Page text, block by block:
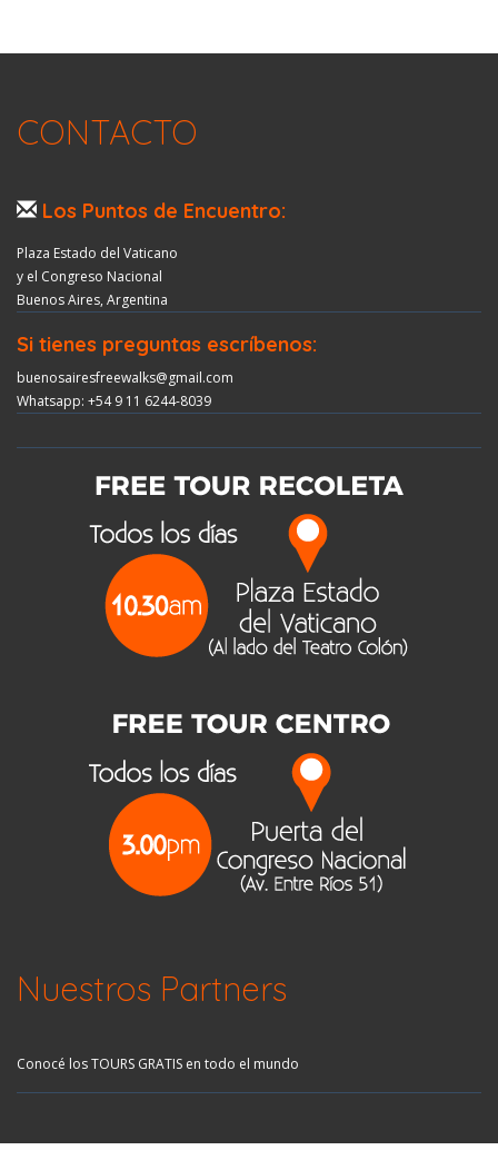
CONTACTO
Los Puntos de Encuentro:
Plaza Estado del Vaticano
y el Congreso Nacional
Buenos Aires, Argentina
Si tienes preguntas escríbenos:
buenosairesfreewalks@gmail.com
Whatsapp: +54 9 11 6244-8039
Nuestros Partners
Conocé los TOURS GRATIS en todo el mundo